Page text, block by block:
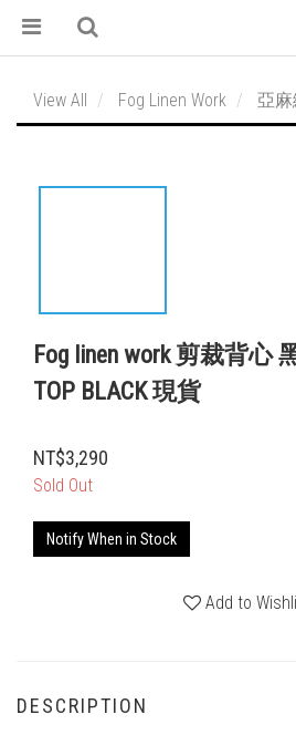
View All Fog Linen Work 亞
Fog linen work 剪裁背心
TOP BLACK 現貨
NT$3,290
Sold Out
Notify When in Stock
Add to
DESCRIPTION